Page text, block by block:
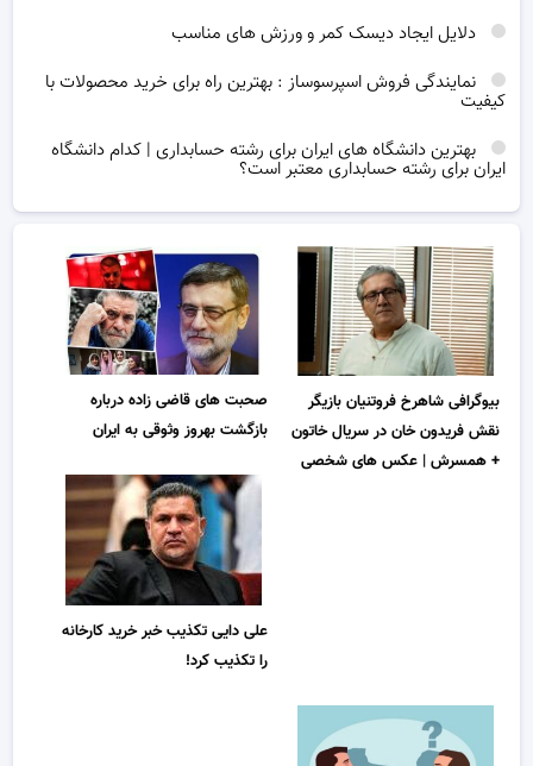
دلایل ایجاد دیسک کمر و ورزش های مناسب
نمایندگی فروش اسپرسوساز : بهترین راه برای خرید محصولات با
کیفیت
بهترین دانشگاه های ایران برای رشته حسابداری | کدام دانشگاه
ایران برای رشته حسابداری معتبر است؟
بیوگرافی شاهرخ فروتنیان بازیگر
نقش فریدون خان در سریال خاتون
+ همسرش | عکس های شخصی
صحبت های قاضی زاده درباره
بازگشت بهروز وثوقی به ایران
علی دایی تکذیب خبر خرید کارخانه
را تکذیب کرد!